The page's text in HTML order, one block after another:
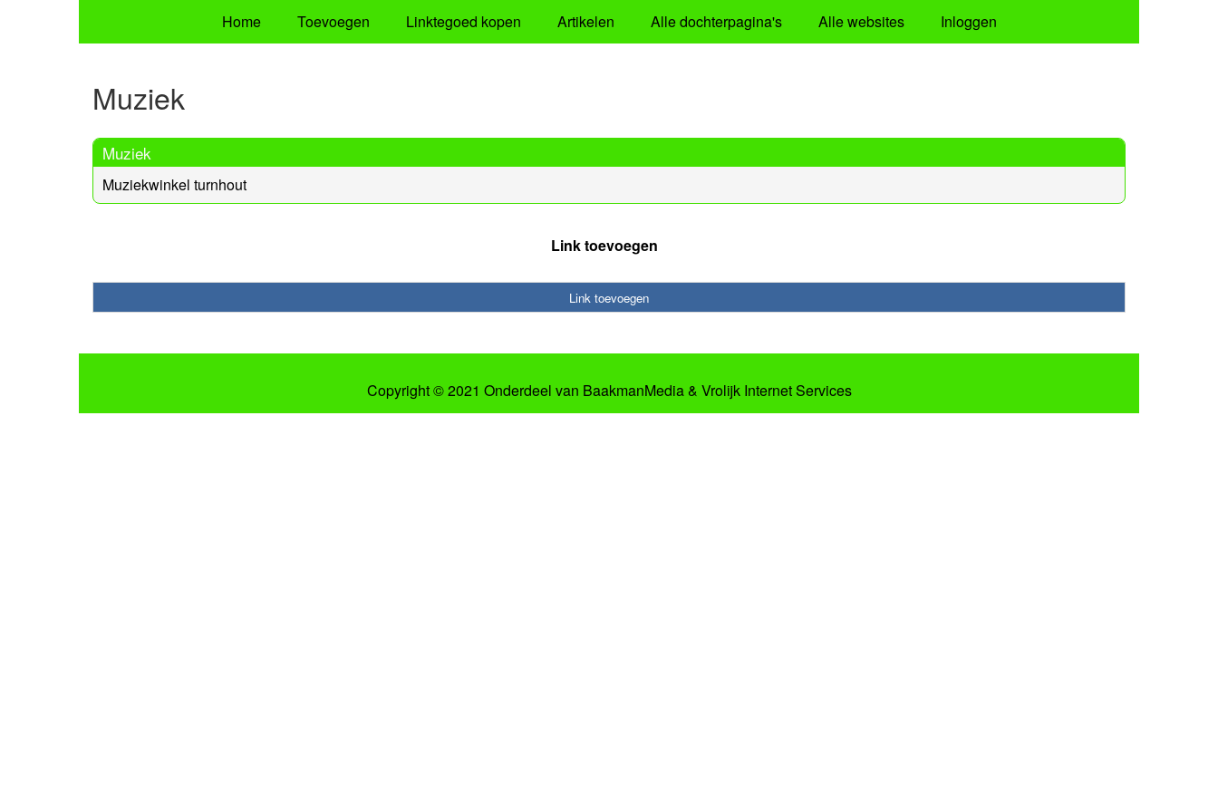
Home Toevoegen Linktegoed kopen Artikelen Alle dochterpagina's Alle websites Inloggen
Muziek
Muziek
Muziekwinkel turnhout
Link toevoegen
Link toevoegen
Copyright © 2021 Onderdeel van BaakmanMedia& Vrolijk Internet Services